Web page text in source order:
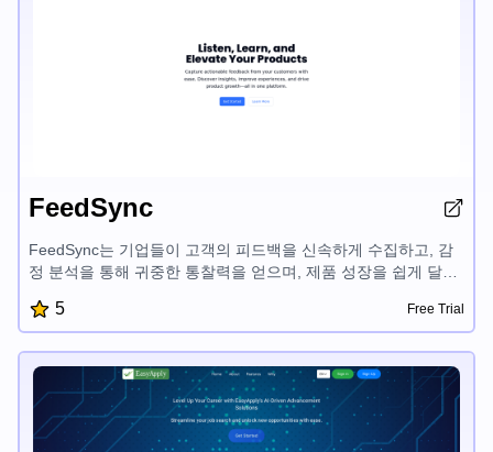
FeedSync
FeedSync는 기업들이 고객의 피드백을 신속하게 수집하고, 감
정 분석을 통해 귀중한 통찰력을 얻으며, 제품 성장을 쉽게 달성
감성 분석, 사용자 참여 지표, Excel 내보내기와 같은 기능을 통
해 FeedSync는 기업들이 데이터 기반 의사 결정을 내리고 고객
경험을 향상시킬 수 있도록 해줍니다.
5 Free Trial